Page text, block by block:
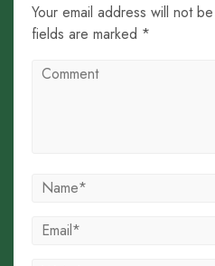
Your email address will not
fields are marked *